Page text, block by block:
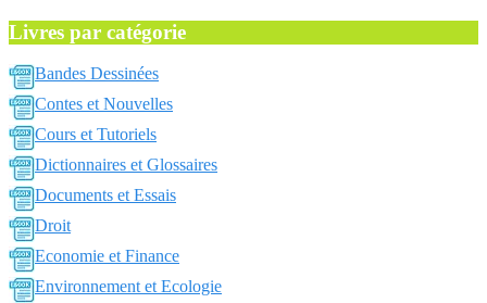
Livres par catégorie
Bandes Dessinées
Contes et Nouvelles
Cours et Tutoriels
Dictionnaires et Glossaires
Documents et Essais
Droit
Economie et Finance
Environnement et Ecologie